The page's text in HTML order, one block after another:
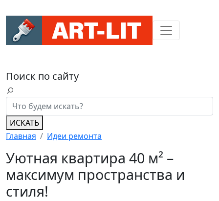
Поиск по сайту
ИСКАТЬ
Главная
Идеи ремонта
Уютная квартира 40 м² –
максимум пространства и
стиля!